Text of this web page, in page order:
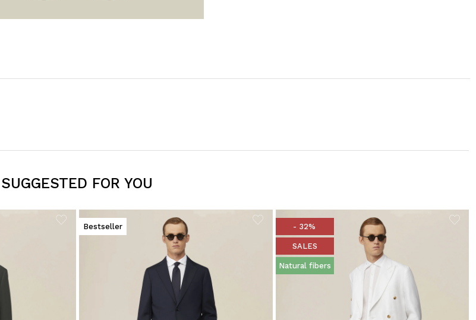
SUGGESTED FOR YOU
Bestseller - 32%
SALES
Natural fibers